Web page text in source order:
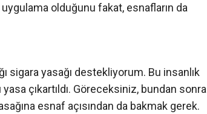
olduğunu fakat, esnafların da
sigara yasağı destekliyorum. Bu insanlık
çıkartıldı. Göreceksiniz, bundan sonra
esnaf açısından da bakmak gerek.